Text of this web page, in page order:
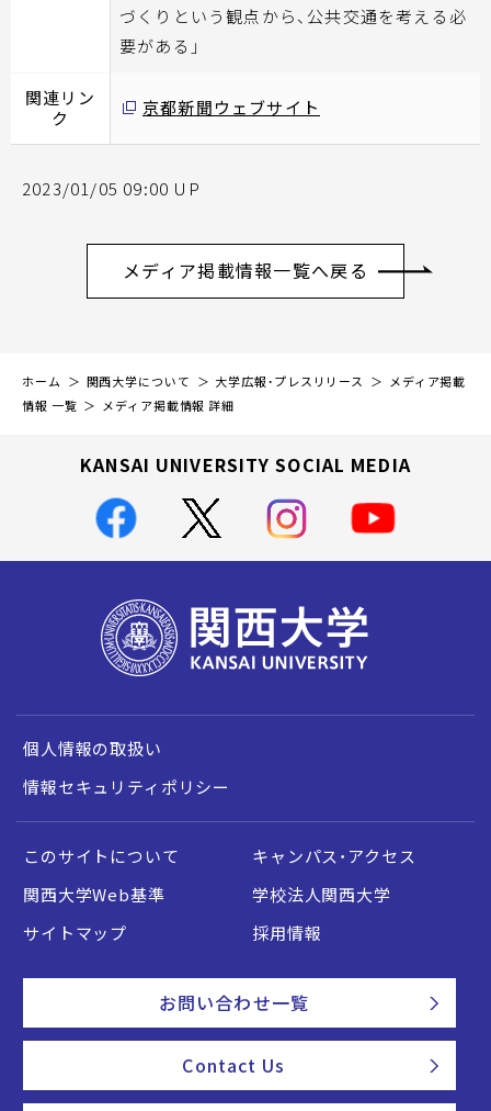
づくりという観点から、公共交通を考える必
要がある」
関連リン
ク
京都新聞ウェブサイト
2023/01/05 09:00 UP
メディア掲載情報一覧へ戻る
ホーム 関西大学について 大学広報・プレスリリース
メディア掲載
情報 一覧
メディア掲載情報 詳細
KANSAI UNIVERSITY SOCIAL MEDIA
個人情報の取扱い
情報セキュリティポリシー
このサイトについて
キャンパス・アクセス
関西大学Web基準
学校法人関西大学
サイトマップ
採用情報
お問い合わせ一覧
Contact Us